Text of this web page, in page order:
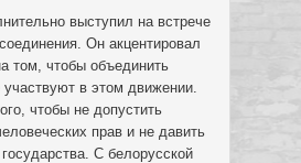
выступил на встрече
Он акцентировал
том, чтобы объединить
участвуют в этом движении.
чтобы не допустить
прав и не давить
С белорусской